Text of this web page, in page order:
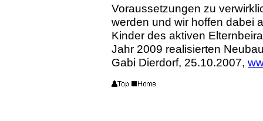
Voraussetzungen zu
werden und wir hoffen dabei
Kinder des aktiven
Jahr 2009 realisierten
Gabi Dierdorf, 25.10.2007,